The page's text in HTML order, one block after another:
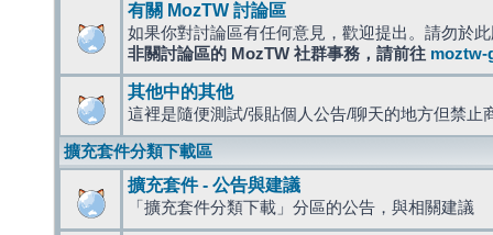
有關 MozTW 討論區
如果你對討論區有任何意見，歡迎提出。請勿於
非關討論區的 MozTW 社群事務，請前往 moztw-
其他中的其他
這裡是隨便測試/張貼個人公告/聊天的地方但禁止
擴充套件分類下載區
擴充套件 - 公告與建議
「擴充套件分類下載」分區的公告，與相關建議